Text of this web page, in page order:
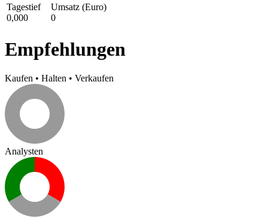
Tagestief
0,000
Umsatz (Euro)
0
Empfehlungen
Kaufen • Halten • Verkaufen
Analysten